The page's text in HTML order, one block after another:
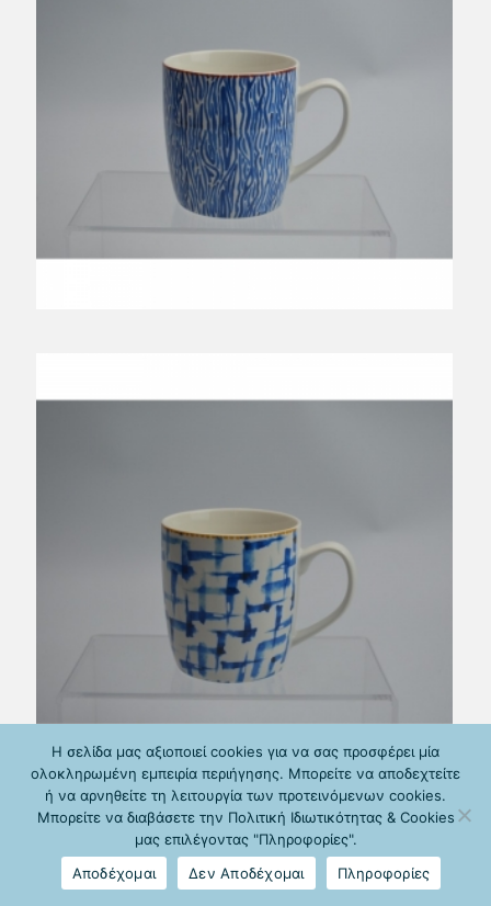
Η σελίδα μας αξιοποιεί cookies για να σας προσφέρει μία
ολοκληρωμένη εμπειρία περιήγησης. Μπορείτε να αποδεχτείτε
ή να αρνηθείτε τη λειτουργία των προτεινόμενων cookies.
Μπορείτε να διαβάσετε την Πολιτική Ιδιωτικότητας & Cookies
μας επιλέγοντας "Πληροφορίες".
Αποδέχομαι
Δεν Αποδέχομαι Πληροφορίες